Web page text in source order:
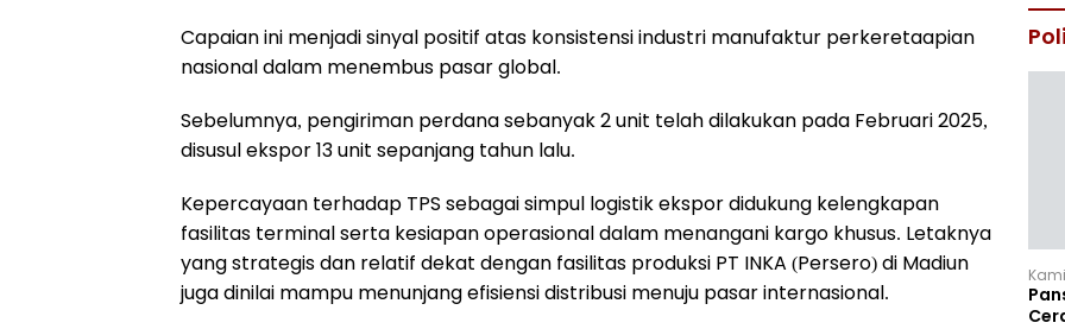
Capaian ini menjadi sinyal positif atas konsistensi industri manufaktur perkeretaapian
nasional dalam menembus pasar global.
Sebelumnya, pengiriman perdana sebanyak 2 unit telah dilakukan pada Februari 2025,
disusul ekspor 13 unit sepanjang tahun lalu.
Kepercayaan terhadap TPS sebagai simpul logistik ekspor didukung kelengkapan
fasilitas terminal serta kesiapan operasional dalam menangani kargo khusus. Letaknya
yang strategis dan relatif dekat dengan fasilitas produksi PT INKA (Persero) di Madiun
juga dinilai mampu menunjang efisiensi distribusi menuju pasar internasional.